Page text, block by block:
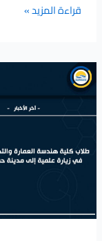
قراءة المزيد »
طلاب
كلية
هندسة
العمارة
العمراني
في
إلى